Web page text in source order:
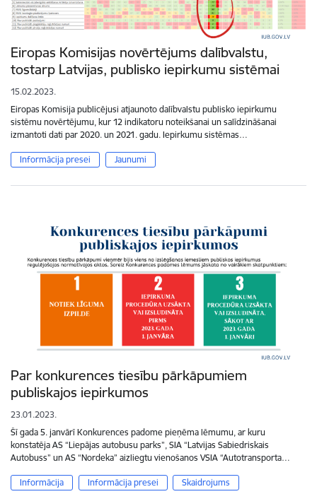
Eiropas Komisijas novērtējums dalībvalstu,
tostarp Latvijas, publisko iepirkumu sistēmai
15.02.2023.
Eiropas Komisija publicējusi atjaunoto dalībvalstu publisko iepirkumu
sistēmu novērtējumu, kur 12 indikatoru noteikšanai un salīdzināšanai
izmantoti dati par 2020. un 2021. gadu. Iepirkumu sistēmas…
Informācija presei Jaunumi
Par konkurences tiesību pārkāpumiem
publiskajos iepirkumos
23.01.2023.
Šī gada 5. janvārī Konkurences padome pieņēma lēmumu, ar kuru
konstatēja AS “Liepājas autobusu parks”, SIA “Latvijas Sabiedriskais
Autobuss” un AS “Nordeka” aizliegtu vienošanos VSIA “Autotransporta…
Informācija Informācija presei Skaidrojums